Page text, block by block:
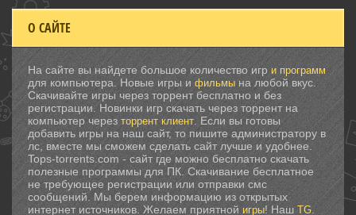
О САЙТЕ
На сайте вы найдете большое количество игр и программ
для компьютера. Новые игры и фильмы на любой вкус.
Скачивайте игры через торрент бесплатно и без
регистрации. Новинки игр скачать через торрент на
компьютер через торрент клиент. Если вы готовы
добавить игры на наш сайт, то пишите администратору в
лс, вместе мы сможем сделать сайт лучше и удобнее.
Tops-torrents.com - сайт где можно бесплатно скачать
полезные программы для ПК. Скачивание бесплатное
не требующее регистрации или отправки смс
сообщений. Мы берем информацию из открытых
интернет источников. Желаем приятной игры! Наш TG.